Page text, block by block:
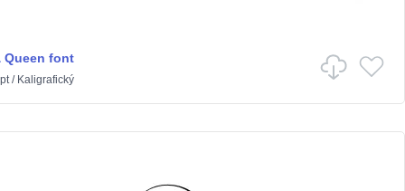
Queen font
/ Kaligrafický